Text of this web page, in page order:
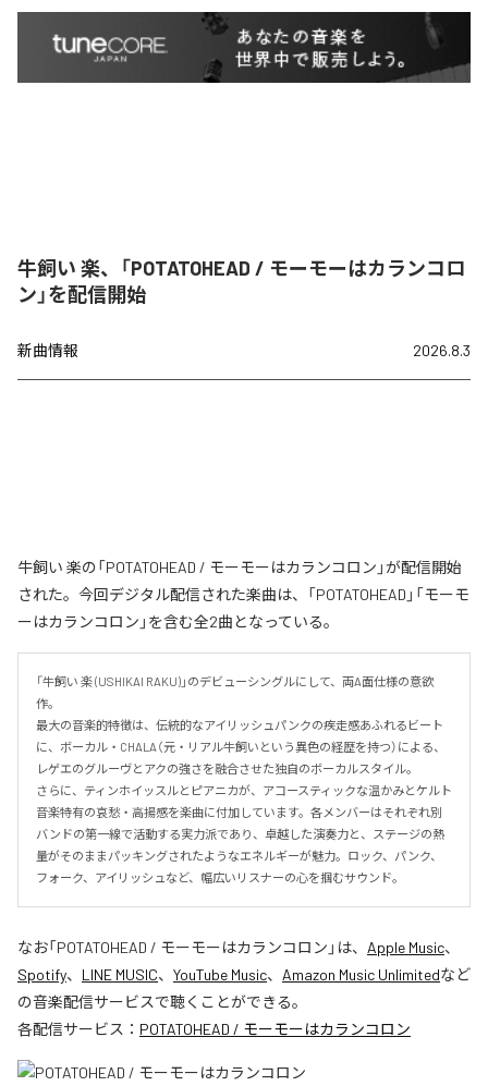
牛飼い 楽、「POTATOHEAD / モーモーはカランコロ
ン」を配信開始
新曲情報 2026.8.3
牛飼い 楽の「POTATOHEAD / モーモーはカランコロン」が配信開始
された。今回デジタル配信された楽曲は、「POTATOHEAD」「モーモ
ーはカランコロン」を含む全2曲となっている。
「牛飼い 楽 (USHIKAI RAKU)」のデビューシングルにして、両A面仕様の意欲
作。
最大の音楽的特徴は、伝統的なアイリッシュパンクの疾走感あふれるビート
に、ボーカル・CHALA（元・リアル牛飼いという異色の経歴を持つ）による、
レゲエのグルーヴとアクの強さを融合させた独自のボーカルスタイル。
さらに、ティンホイッスルとピアニカが、アコースティックな温かみとケルト
音楽特有の哀愁・高揚感を楽曲に付加しています。各メンバーはそれぞれ別
バンドの第一線で活動する実力派であり、卓越した演奏力と、ステージの熱
量がそのままパッキングされたようなエネルギーが魅力。ロック、パンク、
フォーク、アイリッシュなど、幅広いリスナーの心を掴むサウンド。
なお「POTATOHEAD / モーモーはカランコロン 」は、 Apple Music、
Spotify、 LINE MUSIC、 YouTube Music、 Amazon Music Unlimitedなど
の音楽配信サービスで聴くことができる。
各配信サービス： POTATOHEAD / モーモーはカランコロン